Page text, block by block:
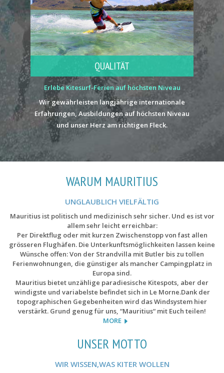
QUALITÄT
Erlebe Kitesurf-Ferien auf höchsten Niveau
Wir gewährleisten langjährige internationale
Erfahrungen, Ausbildungen auf höchsten Niveau
und unser Herz am richtigen Fleck.
WARUM MAURITIUS
UNGLAUBLICH VIELFÄLTIG
Mauritius ist politisch und medizinisch sehr sicher. Und es ist vor
allem sehr leicht erreichbar:
Per Direktflug oder mit kurzen Zwischenstopp von fast allen
grösseren Flughäfen. Die Unterkunftsmöglichkeiten lassen keine
Wünsche offen: Von der Strandvilla mit Butler bis zu tollen
Ferienwohnungen, die günstiger als mancher Campingplatz in
Europa sind.
Mauritius bietet unzählige paradiesische Kitespots, aber der
windigste und variabelste befindet sich in Le Morne.Dank der
topographischen Gegebenheiten wird das Windsystem hier
verstärkt. Grund genug für uns, “Mauritius“ mit Euch teilen!
MORE
UNSER MOTTO
WIR WISSEN,WAS KITER WOLLEN